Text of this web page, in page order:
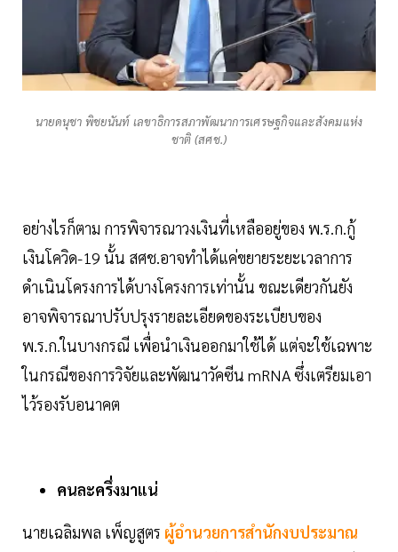
นายดนุชา พิชยนันท์ เลขาธิการสภาพัฒนาการเศรษฐกิจและสังคมแห่ง
ชาติ (สศช.)
อย่างไรก็ตาม การพิจารณาวงเงินที่เหลืออยู่ของ พ.ร.ก.กู้
เงินโควิด-19 นั้น สศช.อาจทำได้แค่ขยายระยะเวลาการ
ดำเนินโครงการได้บางโครงการเท่านั้น ขณะเดียวกันยัง
อาจพิจารณาปรับปรุงรายละเอียดของระเบียบของ
พ.ร.ก.ในบางกรณี เพื่อนำเงินออกมาใช้ได้ แต่จะใช้เฉพาะ
ในกรณีของการวิจัยและพัฒนาวัคซีน mRNA ซึ่งเตรียมเอา
ไว้รองรับอนาคต
คนละครึ่งมาแน่
นายเฉลิมพล เพ็ญสูตร ผู้อำนวยการสำนักงบประมาณ